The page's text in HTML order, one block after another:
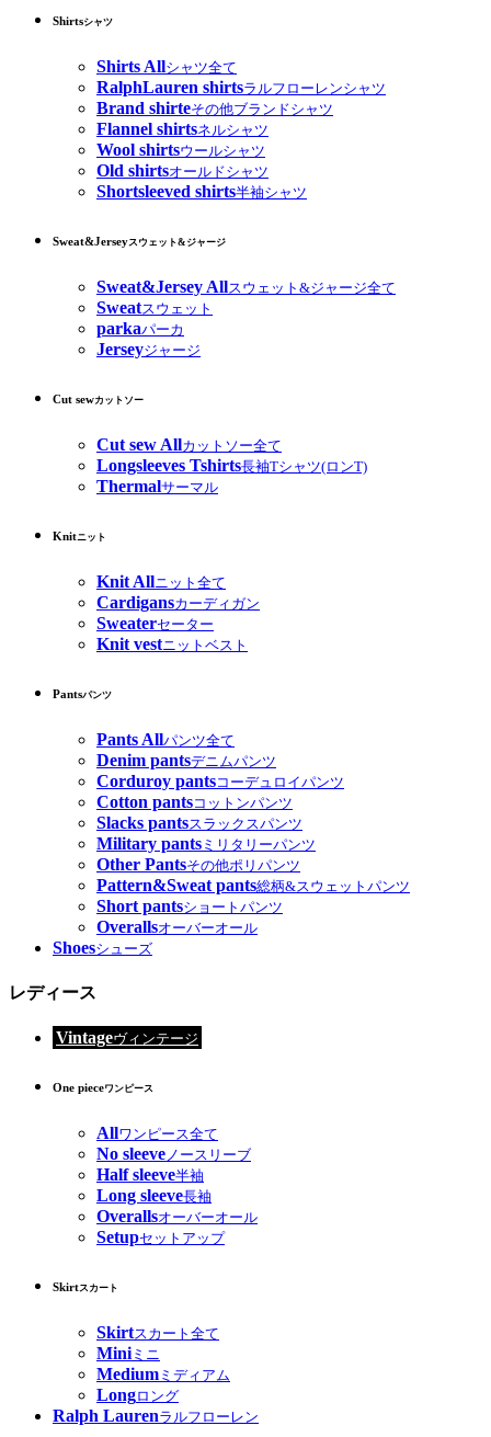
Shirtsシャツ
Shirts Allシャツ全て
RalphLauren shirtsラルフローレンシャツ
Brand shirteその他ブランドシャツ
Flannel shirtsネルシャツ
Wool shirtsウールシャツ
Old shirtsオールドシャツ
Shortsleeved shirts半袖シャツ
Sweat&Jerseyスウェット&ジャージ
Sweat&Jersey Allスウェット&ジャージ全て
Sweatスウェット
parkaパーカ
Jerseyジャージ
Cut sewカットソー
Cut sew Allカットソー全て
Longsleeves Tshirts長袖Tシャツ(ロンT)
Thermalサーマル
Knitニット
Knit Allニット全て
Cardigansカーディガン
Sweaterセーター
Knit vestニットベスト
Pantsパンツ
Pants Allパンツ全て
Denim pantsデニムパンツ
Corduroy pantsコーデュロイパンツ
Cotton pantsコットンパンツ
Slacks pantsスラックスパンツ
Military pants ミリタリーパンツ
Other Pantsその他ポリパンツ
Pattern&Sweat pants総柄&スウェットパンツ
Short pantsショートパンツ
Overallsオーバーオール
Shoesシューズ
レディース
Vintageヴィンテージ
One pieceワンピース
Allワンピース全て
No sleeveノースリーブ
Half sleeve半袖
Long sleeve長袖
Overallsオーバーオール
Setupセットアップ
Skirtスカート
Skirtスカート全て
Miniミニ
Medium ミディアム
Longロング
Ralph Laurenラルフローレン